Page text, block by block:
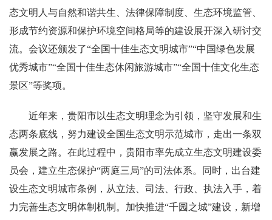
态文明人与自然和谐共生、法律保障制度、生态环境监管、
形成节约资源和保护环境空间格局等的建设展开深入研讨交
流。会议还颁发了“全国十佳生态文明城市”“中国绿色发展
优秀城市”“全国十佳生态休闲旅游城市”“全国十佳文化生态
景区”等奖项。
近年来，贵阳市以生态文明理念为引领，坚守发展和生
态两条底线，努力建设全国生态文明示范城市，走出一条双
赢发展之路。在此过程中，贵阳市率先成立生态文明建设委
员会，建立生态保护“两庭三局”的司法体系。同时，出台建
设生态文明城市条例，从立法、司法、行政、执法入手，着
力完善生态文明体制机制。加快推进“千园之城”建设，新增